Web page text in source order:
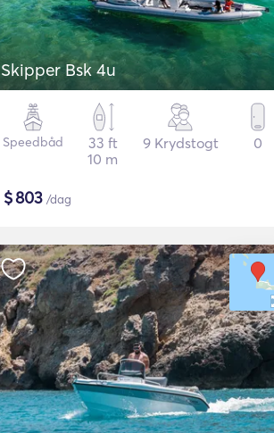
Skipper Bsk 4u
Speedbåd
33 ft
10 m
9 Krydstogt 0
$803 /dag